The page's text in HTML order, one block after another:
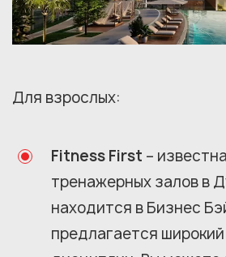
Для взрослых:
Fitness First –
тренажерных залов в
находится в Бизнес
предлагается